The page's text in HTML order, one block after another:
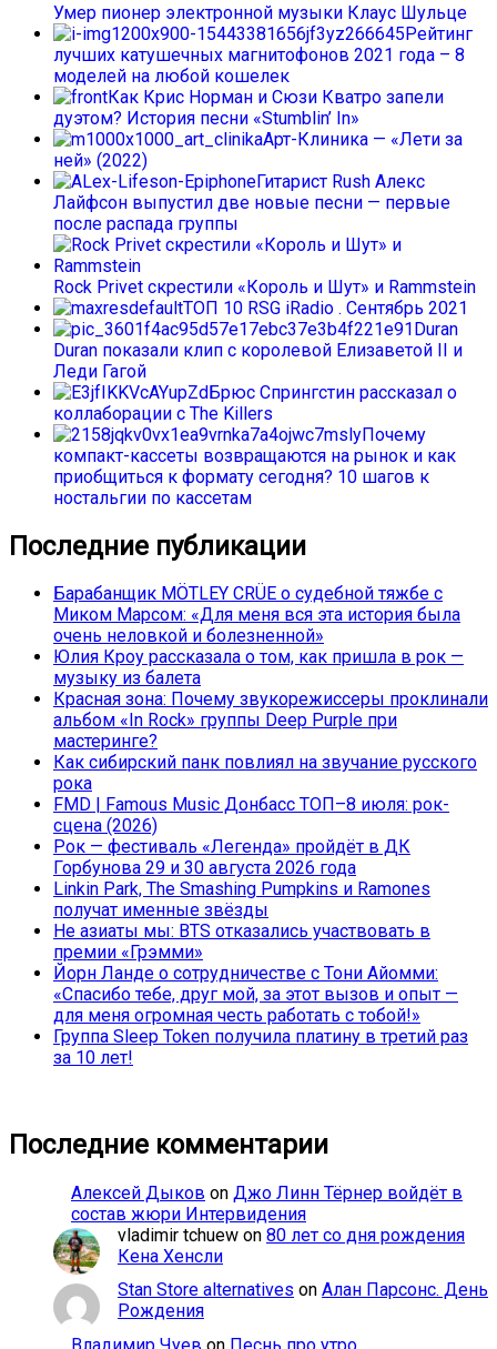
Умер пионер электронной музыки Клаус Шульце
Рейтинг
лучших катушечных магнитофонов 2021 года – 8
моделей на любой кошелек
Как Крис Норман и Сюзи Кватро запели
дуэтом? История песни «Stumblin’ In»
Арт-Клиника — «Лети за
ней» (2022)
Гитарист Rush Алекс
Лайфсон выпустил две новые песни — первые
после распада группы
Rock Privet скрестили «Король и Шут» и Rammstein
ТОП 10 RSG iRadio . Сентябрь 2021
Duran
Duran показали клип с королевой Елизаветой II и
Леди Гагой
Брюс Спрингстин рассказал о
коллаборации с The Killers
Почему
компакт-кассеты возвращаются на рынок и как
приобщиться к формату сегодня? 10 шагов к
ностальгии по кассетам
Последние публикации
Барабанщик MÖTLEY CRÜE о судебной тяжбе с
Миком Марсом: «Для меня вся эта история была
очень неловкой и болезненной»
Юлия Кроу рассказала о том, как пришла в рок —
музыку из балета
Красная зона: Почему звукорежиссеры проклинали
альбом «In Rock» группы Deep Purple при
мастеринге?
Как сибирский панк повлиял на звучание русского
рока
FMD | Famous Music Донбасс ТОП–8 июля: рок-
сцена (2026)
Рок — фестиваль «Легенда» пройдёт в ДК
Горбунова 29 и 30 августа 2026 года
Linkin Park, The Smashing Pumpkins и Ramones
получат именные звёзды
Не азиаты мы: BTS отказались участвовать в
премии «Грэмми»
Йорн Ланде о сотрудничестве с Тони Айомми:
«Спасибо тебе, друг мой, за этот вызов и опыт —
для меня огромная честь работать с тобой!»
Группа Sleep Token получила платину в третий раз
за 10 лет!
Последние комментарии
Алексей Дыков on Джо Линн Тёрнер войдёт в
состав жюри Интервидения
vladimir tchuew on 80 лет со дня рождения
Кена Хенсли
Stan Store alternatives on Алан Парсонс. День
Рождения
Владимир Чуев on Песнь про утро